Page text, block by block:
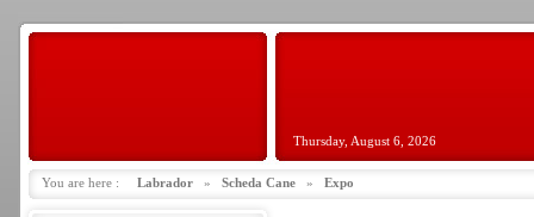
Thursday, August 6, 2026
You are here : Labrador » Scheda Cane » Expo